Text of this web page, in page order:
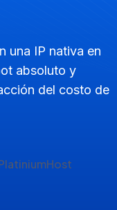
una IP nativa en
absoluto y
del costo de